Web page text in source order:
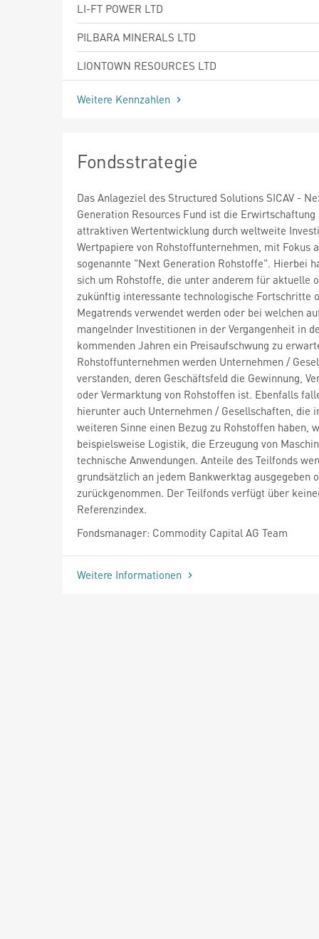
LI-FT POWER LTD
PILBARA MINERALS LTD
LIONTOWN RESOURCES LTD
Weitere Kennzahlen
Fondsstrategie
Das Anlageziel des Structured Solutions SICAV -
Generation Resources Fund ist die Erwirtschaftung
attraktiven Wertentwicklung durch weltweite
Wertpapiere von Rohstoffunternehmen, mit Fokus
sogenannte "Next Generation Rohstoffe". Hierbei
sich um Rohstoffe, die unter anderem für aktuelle
zukünftig interessante technologische Fortschritte
Megatrends verwendet werden oder bei welchen
mangelnder Investitionen in der Vergangenheit in
kommenden Jahren ein Preisaufschwung zu
Rohstoffunternehmen werden Unternehmen /
verstanden, deren Geschäftsfeld die Gewinnung,
oder Vermarktung von Rohstoffen ist. Ebenfalls
hierunter auch Unternehmen / Gesellschaften, die
weiteren Sinne einen Bezug zu Rohstoffen haben,
beispielsweise Logistik, die Erzeugung von
technische Anwendungen. Anteile des Teilfonds
grundsätzlich an jedem Bankwerktag ausgegeben
zurückgenommen. Der Teilfonds verfügt über
Referenzindex.
Fondsmanager: Commodity Capital AG Team
Weitere Informationen